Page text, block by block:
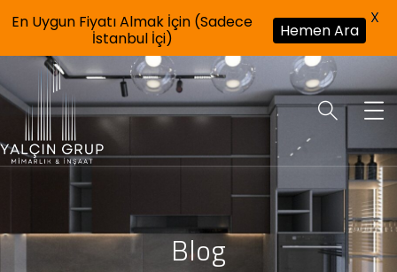
Blog
En Uygun Fiyatı Almak İçin (Sadece
İstanbul İçi)
Hemen Ara
X